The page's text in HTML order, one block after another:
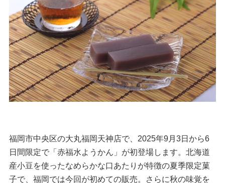
福岡市中央区の大丸福岡天神店で、2025年9月3日から6
日間限定で「赤福水ようかん」が初登場します。北海道
産小豆を使ったなめらかな口あたりが特徴の夏季限定菓
子で、福岡では今回が初めての販売。さらに秋の味覚を